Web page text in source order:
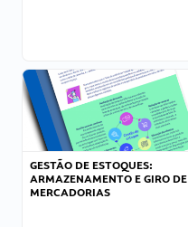
GESTÃO DE ESTOQUES:
ARMAZENAMENTO E GIRO DE
MERCADORIAS